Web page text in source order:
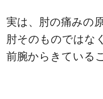
実は、肘の痛みの
肘そのものではな
前腕からきている